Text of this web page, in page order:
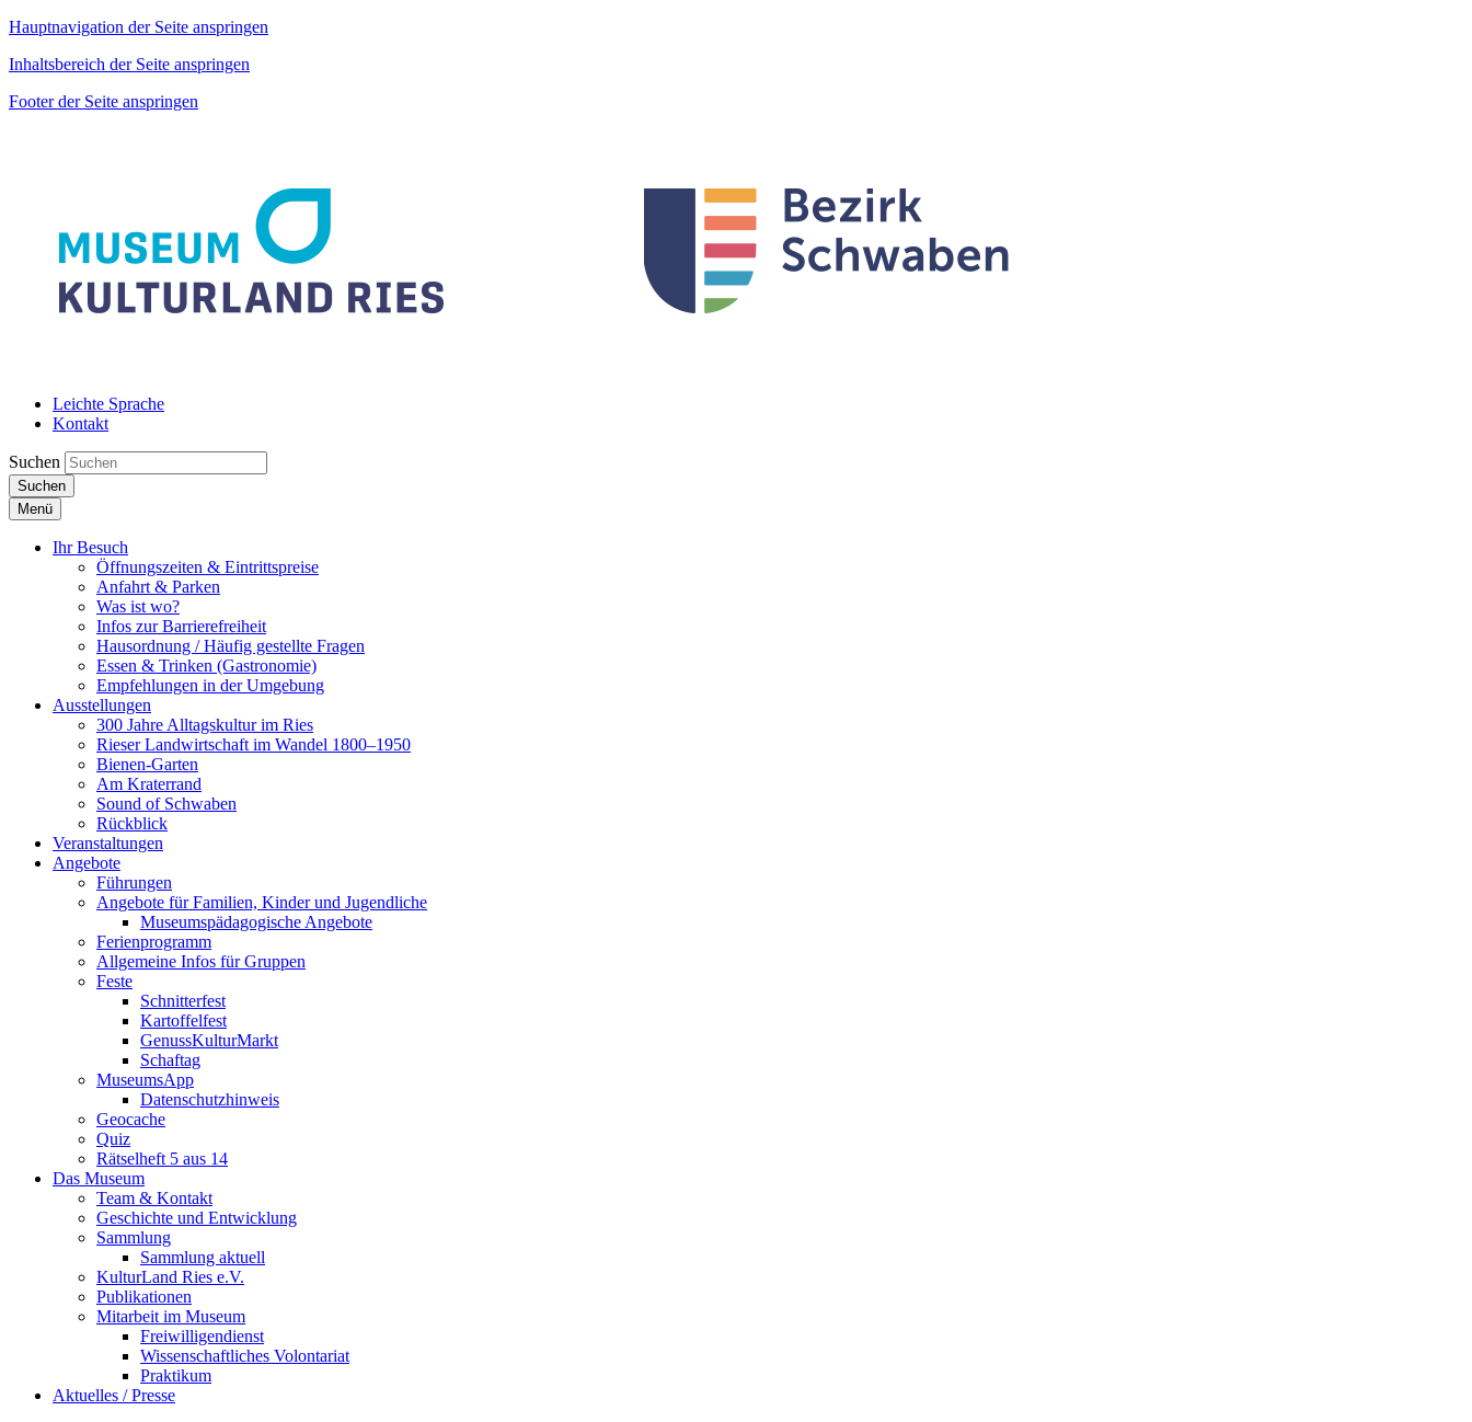
Hauptnavigation der Seite anspringen
Inhaltsbereich der Seite anspringen
Footer der Seite anspringen
Leichte Sprache
Kontakt
Suchen
Suchen
Menü
Ihr Besuch
Öffnungszeiten & Eintrittspreise
Anfahrt & Parken
Was ist wo?
Infos zur Barrierefreiheit
Hausordnung / Häufig gestellte Fragen
Essen & Trinken (Gastronomie)
Empfehlungen in der Umgebung
Ausstellungen
300 Jahre Alltagskultur im Ries
Rieser Landwirtschaft im Wandel 1800–1950
Bienen-Garten
Am Kraterrand
Sound of Schwaben
Rückblick
Veranstaltungen
Angebote
Führungen
Angebote für Familien, Kinder und Jugendliche
Museumspädagogische Angebote
Ferienprogramm
Allgemeine Infos für Gruppen
Feste
Schnitterfest
Kartoffelfest
GenussKulturMarkt
Schaftag
MuseumsApp
Datenschutzhinweis
Geocache
Quiz
Rätselheft 5 aus 14
Das Museum
Team & Kontakt
Geschichte und Entwicklung
Sammlung
Sammlung aktuell
KulturLand Ries e.V.
Publikationen
Mitarbeit im Museum
Freiwilligendienst
Wissenschaftliches Volontariat
Praktikum
Aktuelles / Presse